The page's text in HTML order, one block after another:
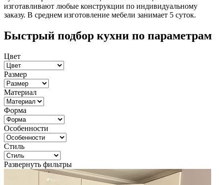
изготавливают любые конструкции по индивидуальному
заказу. В среднем изготовление мебели занимает 5 суток.
Быстрый подбор кухни по параметрам
Цвет
Размер
Материал
Форма
Особенности
Стиль
Развернуть фильтры